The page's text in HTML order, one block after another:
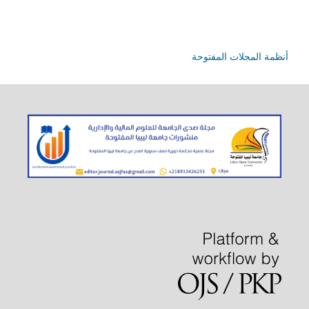
أنظمة المجلات المفتوحة